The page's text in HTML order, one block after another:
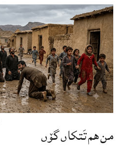
من هم تَتکاں گۆں